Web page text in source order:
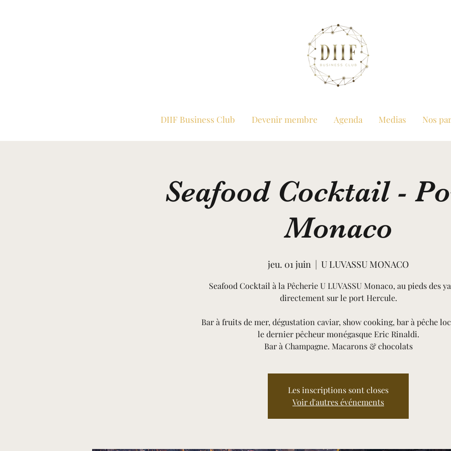
DIIF Business Club Devenir membre Agenda Medias Nos
Seafood Cocktail -
Monaco
jeu. 01 juin
  |
U LUVASSU MONACO
Seafood Cocktail à la Pêcherie U LUVASSU Monaco, au pieds des
directement sur le port Hercule.
Bar à fruits de mer, dégustation caviar, show cooking, bar à pêche
le dernier pêcheur monégasque Eric Rinaldi.
Bar à Champagne. Macarons & chocolats
Les inscriptions sont closes
Voir d'autres événements